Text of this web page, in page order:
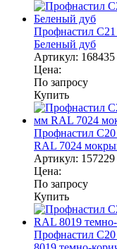
Профнастил
Беленый дуб
Артикул: 168435
Цена:
По запросу
Купить
Профнастил С20
RAL 7024
Артикул: 157229
Цена:
По запросу
Купить
Профнастил С20